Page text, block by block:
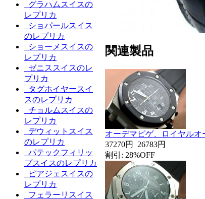
グラハムスイスの
レプリカ
ショパールスイス
のレプリカ
ショーメスイスの
レプリカ
ゼニススイスのレ
プリカ
タグホイヤースイ
スのレプリカ
チョルムスイスの
レプリカ
デウィットスイス
のレプリカ
パテックフィリッ
プスイスのレプリカ
ピアジェスイスの
レプリカ
フェラーリスイス
関連製品
オーデマピゲ、ロイヤル
37270円
26783円
割引: 28%OFF